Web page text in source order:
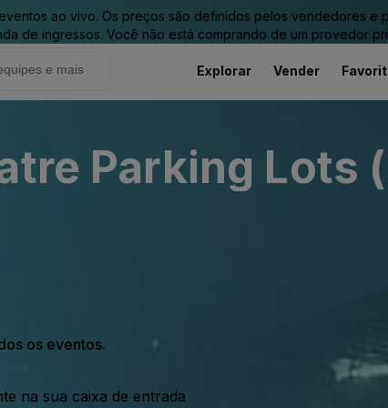
ao vivo. Os preços são definidos pelos vendedores e
de ingressos. Você não está comprando de um provedor
Explorar Vender
Parking Lots
os eventos.
na sua caixa de entrada